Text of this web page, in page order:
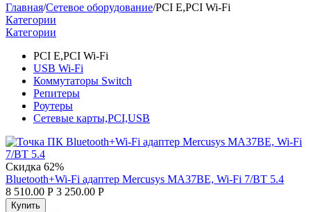
Главная/Сетевое оборудование/PCI E,PCI Wi-Fi
Категории
Категории
PCI E,PCI Wi-Fi
USB Wi-Fi
Коммутаторы Switch
Репитеры
Роутеры
Сетевые карты,PCI,USB
Скидка 62%
Bluetooth+Wi-Fi адаптер Mercusys MA37BE, Wi-Fi 7/BT 5.4
8 510.00 Р 3 250.00 Р
Купить